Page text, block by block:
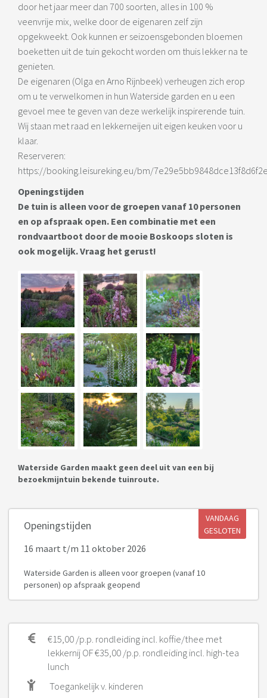
door het jaar meer dan 700 soorten, alles in 100 %
veenvrije mix, welke door de eigenaren zelf zijn
opgekweekt. Ook kunnen er seizoensgebonden bloemen
boeketten uit de tuin gekocht worden om thuis lekker na te
genieten.
De eigenaren (Olga en Arno Rijnbeek) verheugen zich erop
om u te verwelkomen in hun Waterside garden en u een
gevoel mee te geven van deze werkelijk inspirerende tuin.
Wij staan met raad en lekkerneijen uit eigen keuken voor u
klaar.
Reserveren:
https://booking.leisureking.eu/bm/
Openingstijden
De tuin is alleen voor de groepen vanaf 10 personen
en op afspraak open. Een combinatie met een
rondvaartboot door de mooie Boskoops sloten is
ook mogelijk. Vraag het gerust!
Waterside Garden maakt geen deel uit van een bij
bezoekmijntuin bekende tuinroute.
Openingstijden
VANDAAG
GESLOTEN
16 maart t/m 11 oktober 2026
Waterside Garden is alleen voor groepen (vanaf 10
personen) op afspraak geopend
€15,00 /p.p. rondleiding incl. koffie/thee met
lekkernij OF €35,00 /p.p. rondleiding incl. high-tea
lunch
Toegankelijk v. kinderen